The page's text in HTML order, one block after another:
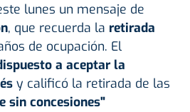
lunes un mensaje de
, que recuerda la retirada
de ocupación. El
a aceptar la
y calificó la retirada de las
sin concesiones"